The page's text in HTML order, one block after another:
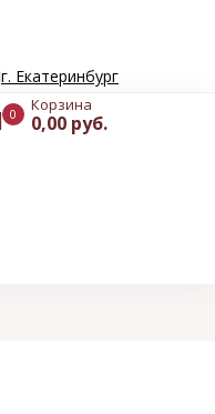
г. Екатеринбург
0 Корзина
0,00 руб.